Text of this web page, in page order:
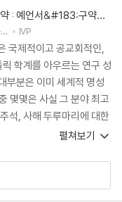
런 종류의 성경주석에서
IVP 성경연구주석』은 대
및 그들을 가르치는 이들
료다.
: 예언서&#183;구약
김동혁
IVP
국제적이고 공교회적인,
학계를 아우르는 연구 성
부분은 이미 세계적 명성
몇몇은 사실 그 분야 최고
석, 사해 두루마리에 대한
개론, 심지어 『에녹1서』
『IVP 성경연구주석』은 대
펼쳐보기